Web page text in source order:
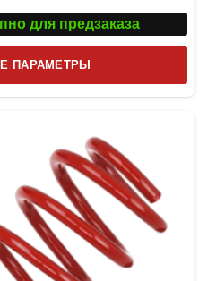
для предзаказа
ПАРАМЕТРЫ
товар